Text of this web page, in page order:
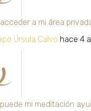
a mi área
Úrsula Calvo hace 4
mi meditación